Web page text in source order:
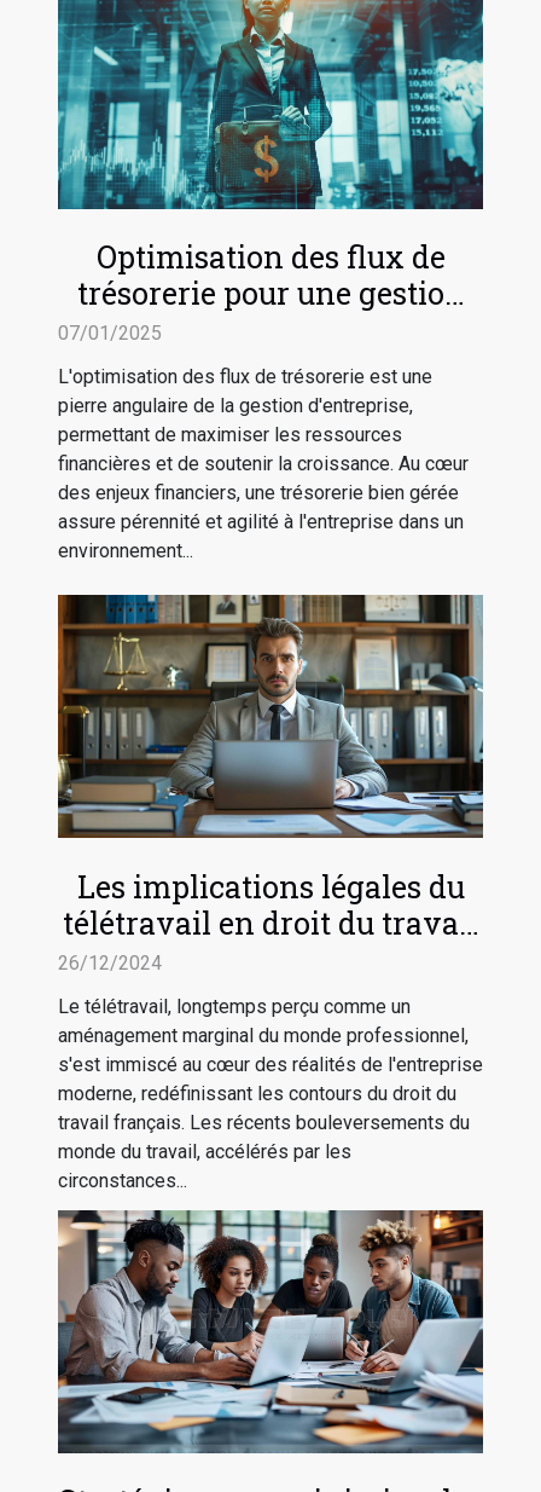
Optimisation des flux de
trésorerie pour une gestion
d'entreprise efficace
07/01/2025
L'optimisation des flux de trésorerie est une
pierre angulaire de la gestion d'entreprise,
permettant de maximiser les ressources
financières et de soutenir la croissance. Au cœur
des enjeux financiers, une trésorerie bien gérée
assure pérennité et agilité à l'entreprise dans un
environnement...
Les implications légales du
télétravail en droit du travail
26/12/2024
Le télétravail, longtemps perçu comme un
aménagement marginal du monde professionnel,
s'est immiscé au cœur des réalités de l'entreprise
moderne, redéfinissant les contours du droit du
travail français. Les récents bouleversements du
monde du travail, accélérés par les
circonstances...